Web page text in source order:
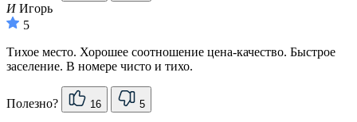
ИИгорь
5
Тихое место. Хорошее соотношение цена-качество. Быстрое
заселение. В номере чисто и тихо.
Полезно? 16 5